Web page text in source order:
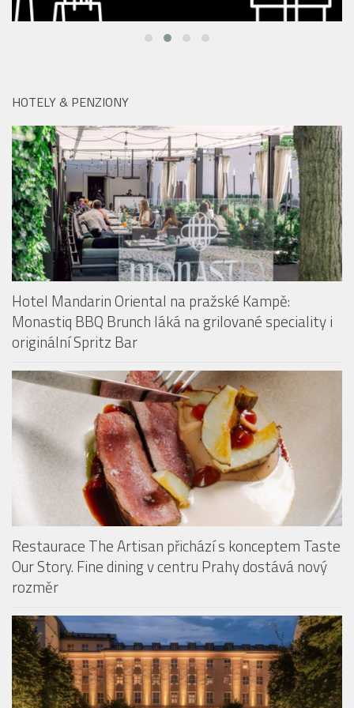
HOTELY & PENZIONY
Hotel Mandarin Oriental na pražské Kampě:
Monastiq BBQ Brunch láká na grilované speciality i
originální Spritz Bar
Restaurace The Artisan přichází s konceptem Taste
Our Story. Fine dining v centru Prahy dostává nový
rozměr